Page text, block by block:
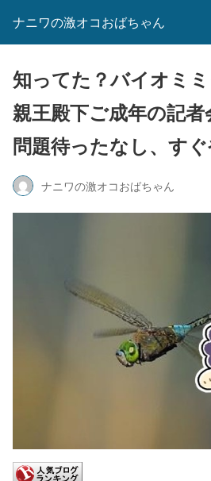
ナニワの激オコおばちゃん
知ってた？バイオミ
親王殿下ご成年の記
問題待ったなし、すぐ
ナニワの激オコおばちゃん